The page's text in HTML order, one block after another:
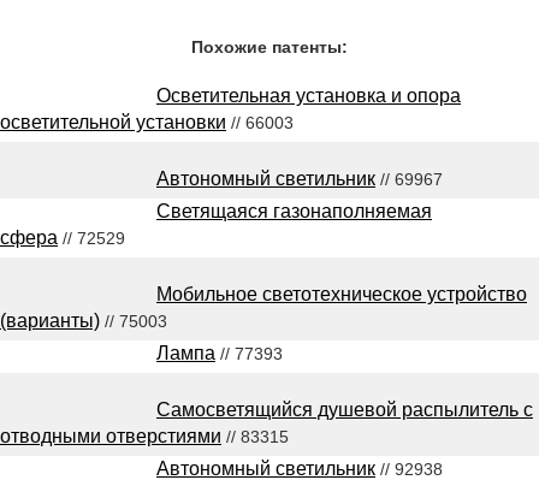
Похожие патенты:
Осветительная установка и опора
осветительной установки // 66003
Автономный светильник // 69967
Светящаяся газонаполняемая
сфера // 72529
Мобильное светотехническое устройство
(варианты) // 75003
Лампа // 77393
Самосветящийся душевой распылитель с
отводными отверстиями // 83315
Автономный светильник // 92938